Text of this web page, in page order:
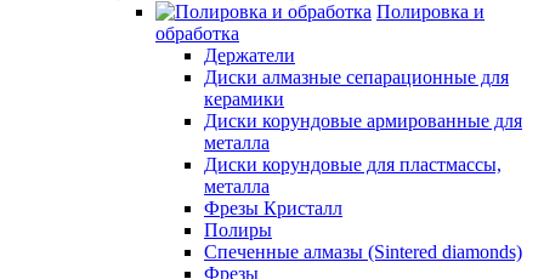
Полировка и
обработка
Держатели
Диски алмазные сепарационные для
керамики
Диски корундовые армированные для
металла
Диски корундовые для пластмассы,
металла
Фрезы Кристалл
Полиры
Спеченные алмазы (Sintered diamonds)
Фрезы